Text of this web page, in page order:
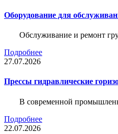
Оборудование для
Обслуживание и ремонт
Подробнее
27.07.2026
Прессы гидравлические
В современной
Подробнее
22.07.2026